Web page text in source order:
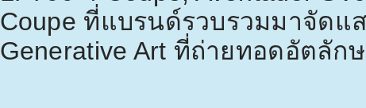
Coupe ที่แบรนด์รวบรวมมาจัดแ
Generative Art ที่ถ่ายทอดอัตลัก